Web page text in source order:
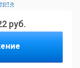
руб.